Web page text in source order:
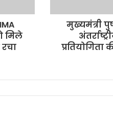
मिले
मुख्यमंत्री
प्रतियोगिता